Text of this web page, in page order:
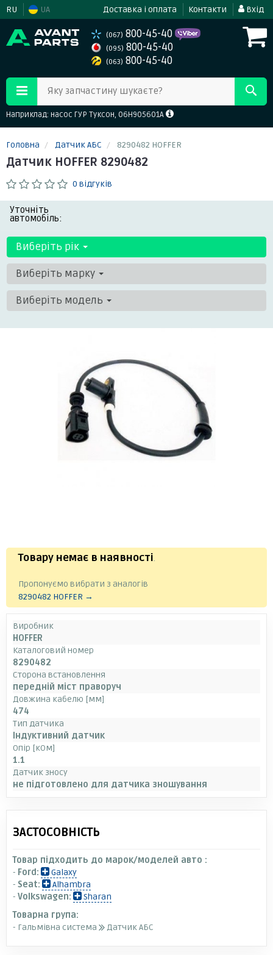
RU UA Доставка і оплата Контакти Вхід
(067) 800-45-40
(095) 800-45-40
(063) 800-45-40
Яку запчастину шукаєте?
Наприклад: насос ГУР Туксон, 06H905601A
Головна Датчик АБС 8290482 HOFFER
Датчик HOFFER 8290482
0 відгуків
Уточніть
автомобіль:
Виберіть рік
Виберіть марку
Виберіть модель
Товару немає в наявності.
Пропонуємо вибрати з аналогів
8290482 HOFFER →
Виробник
HOFFER
Каталоговий номер
8290482
Сторона встановлення
передній міст праворуч
Довжина кабелю [мм]
474
Тип датчика
Індуктивний датчик
Опір [кОм]
1.1
Датчик зносу
не підготовлено для датчика зношування
ЗАСТОСОВНІСТЬ
Товар підходить до марок/моделей авто :
- Ford:
Galaxy
- Seat:
Alhambra
- Volkswagen:
Sharan
Товарна група:
- Гальмівна система
Датчик АБС